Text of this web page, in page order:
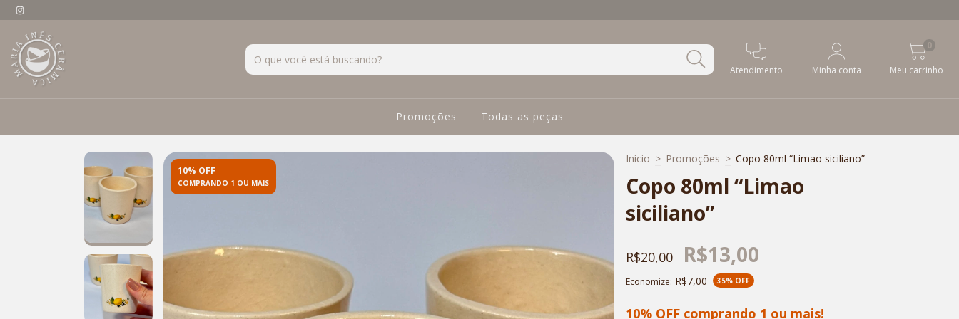
Atendimento Minha conta Meu carrinho
0
Promoções Todas as peças
10% OFF
COMPRANDO 1 OU MAIS
Início > Promoções > Copo 80ml “Limao siciliano”
Copo 80ml “Limao
siciliano”
R$20,00 R$13,00
Economize: R$7,00 35% OFF
10% OFF comprando 1 ou mais!